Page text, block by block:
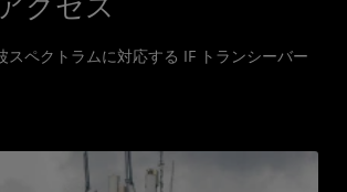
クセス
スペクトラムに対応する IF トランシーバー